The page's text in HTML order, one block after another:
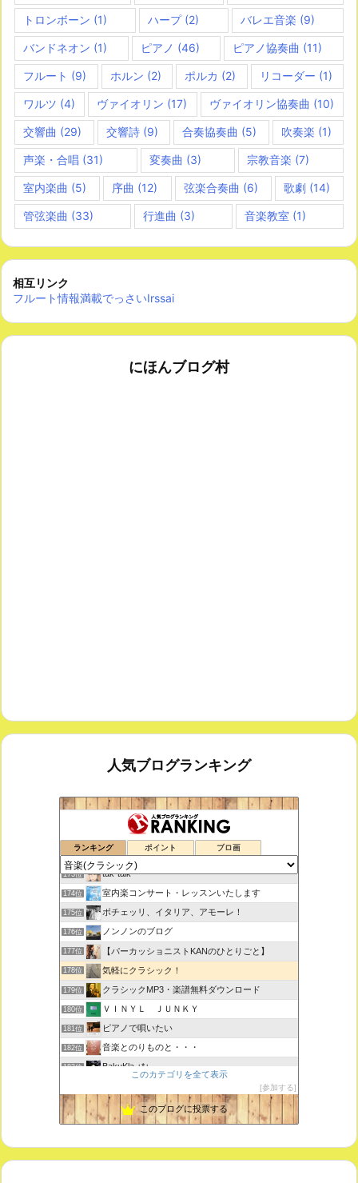
トロンボーン (1) ハープ(2) バレエ音楽 (9)
バンドネオン (1) ピアノ (46) ピアノ協奏曲 (11)
フルート (9) ホルン (2) ポルカ (2) リコーダー (1)
ワルツ (4) ヴァイオリン (17) ヴァイオリン協奏曲 (10)
交響曲 (29) 交響詩(9) 合奏協奏曲 (5) 吹奏楽 (1)
声楽・合唱 (31) 変奏曲 (3) 宗教音楽 (7)
室内楽曲 (5) 序曲 (12) 弦楽合奏曲 (6) 歌劇(14)
管弦楽曲 (33) 行進曲 (3) 音楽教室 (1)
相互リンク
フルート情報満載でっさいIrssai
にほんブログ村
人気ブログランキング
ランキング ポイント ブロ画
鑑賞空間・忘れられない作品
172位 思えば遠くへ来たもんだ
173位 tak-talk
174位 室内楽コンサート・レッスンいたします
175位 ボチェッリ、イタリア、アモーレ！
176位 ノンノンのブログ
177位 【パーカッショニストKANのひとりごと】
178位 気軽にクラシック！
179位 クラシックMP3・楽譜無料ダウンロード
180位 ＶＩＮＹＬ ＪＵＮＫＹ
181位 ピアノで唄いたい
182位 音楽とのりものと・・・
183位 BakuKla +*+
185位 ときどき書きます♪
このカテゴリを全て表示
参加する
このブログに投票する